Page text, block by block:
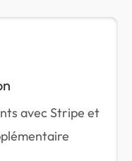
avec Stripe et